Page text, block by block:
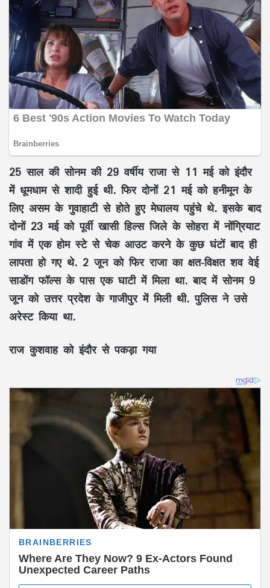
25 साल की सोनम की 29 वर्षीय राजा से 11 मई को इंदौर
में धूमधाम से शादी हुई थी. फिर दोनों 21 मई को हनीमून के
लिए असम के गुवाहाटी से होते हुए मेघालय पहुंचे थे. इसके बाद
दोनों 23 मई को पूर्वी खासी हिल्स जिले के सोहरा में नोंग्रियाट
गांव में एक होम स्टे से चेक आउट करने के कुछ घंटों बाद ही
लापता हो गए थे. 2 जून को फिर राजा का क्षत-विक्षत शव वेई
साडोंग फॉल्स के पास एक घाटी में मिला था. बाद में सोनम 9
जून को उत्तर प्रदेश के गाजीपुर में मिली थी. पुलिस ने उसे
अरेस्ट किया था.
राज कुशवाह को इंदौर से पकड़ा गया